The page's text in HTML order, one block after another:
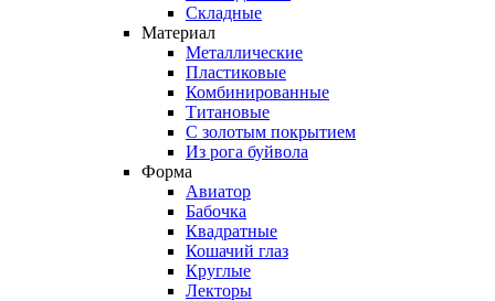
Складные
Материал
Металлические
Пластиковые
Комбинированные
Титановые
С золотым покрытием
Из рога буйвола
Форма
Авиатор
Бабочка
Квадратные
Кошачий глаз
Круглые
Лекторы